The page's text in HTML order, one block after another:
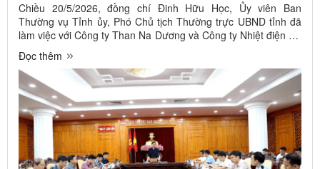
Chiều 20/5/2026, đồng chí Đinh Hữu Học, Ủy viên Ban
Thường vụ Tỉnh ủy, Phó Chủ tịch Thường trực UBND tỉnh đã
làm việc với Công ty Than Na Dương và Công ty Nhiệt điện Na
Dương để kiểm tra, xem xét tình hình hoạt động sản xuất kinh
doanh 4 tháng đầu năm 2026 và kế hoạch 8 tháng cuối năm
2026; kết quả ...
Đọc thêm